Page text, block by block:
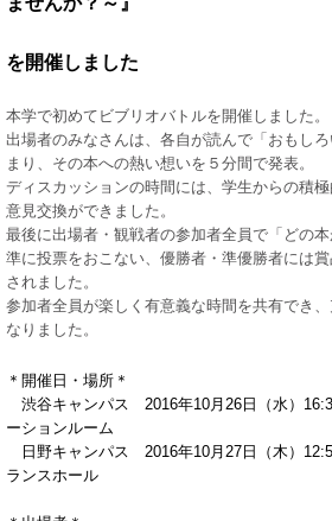
を開催しました
本学で初めてビブリオバトルを開催しました。
出場者のみなさんは、各自が読んで「おもし
まり、その本への熱い想いを５分間で発表。
ディスカッションの時間には、学生からの積
意見交換ができました。
最後に出場者・観戦者の参加者全員で「どの
準に投票をおこない、優勝者・準優勝者には
されました。
参加者全員が楽しく有意義な時間を共有でき
なりました。
＊開催日・場所＊
渋谷キャンパス 2016年10月26日（水）
ーションルーム
日野キャンパス 2016年10月27日（木）
ランスホール